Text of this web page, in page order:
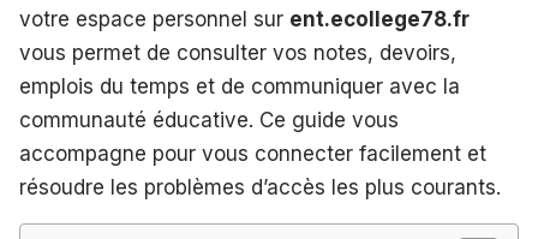
votre espace personnel sur ent.ecollege78.fr
vous permet de consulter vos notes, devoirs,
emplois du temps et de communiquer avec la
communauté éducative. Ce guide vous
accompagne pour vous connecter facilement et
résoudre les problèmes d’accès les plus courants.